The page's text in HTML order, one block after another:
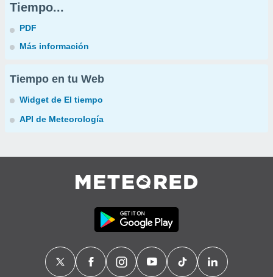
Tiempo...
PDF
Más información
Tiempo en tu Web
Widget de El tiempo
API de Meteorología